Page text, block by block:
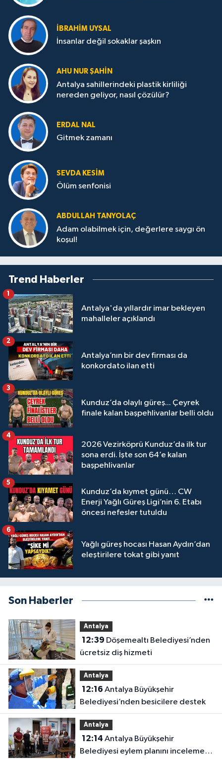
İBRAHIM UYSAL
İnsanlar değil sokaklar şaşkın
AHU NUR ŞAHIN
Antalya sahillerindeki plastik kirliliği
nereden geliyor, nasıl çözülür?
ERDAL NAL
Gitmek zamanı
SEVDA KESİM
Ölüm senfonisi
ABDULLAH TANYOLAÇ
Adam olabilmek için, değerlere saygı ön
koşul!
Trend Haberler
Antalya'da yıllardır imar bekleyen
mahalleler açıklandı
1
Antalya’nın bir dev firması da
konkordato ilan etti
2
Kunduz’da olaylı güreş... Çeyrek
finale kalan başpehlivanlar belli oldu
3
2026 Vezirköprü Kunduz’da ilk tur
sona erdi. İşte son 64’e kalan
başpehlivanlar
4
Kunduz’da kıymet günü… CW
Enerji Yağlı Güreş Ligi’nin 6. Etabı
öncesi nefesler tutuldu
5
Yağlı güreş hocası Hasan Aydın’dan
eleştirilere tokat gibi yanıt
6
Son Haberler
Antalya
12:39
ücretsiz diş hizmeti
Antalya
12:16
Belediyesi’nden besicilere destek
Antalya
12:14
Belediyesi eylem planını inceleme